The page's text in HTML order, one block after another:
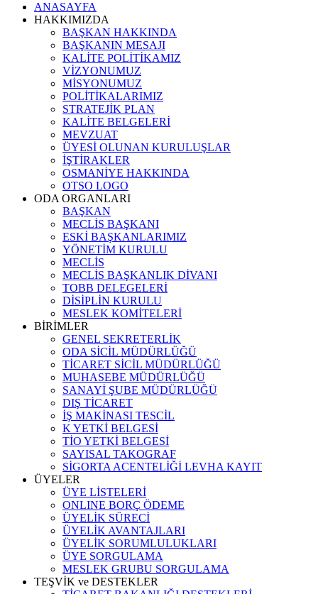
ANASAYFA
HAKKIMIZDA
BAŞKAN HAKKINDA
BAŞKANIN MESAJI
KALİTE POLİTİKAMIZ
VİZYONUMUZ
MİSYONUMUZ
POLİTİKALARIMIZ
STRATEJİK PLAN
KALİTE BELGELERİ
MEVZUAT
ÜYESİ OLUNAN KURULUŞLAR
İŞTİRAKLER
OSMANİYE HAKKINDA
OTSO LOGO
ODA ORGANLARI
BAŞKAN
MECLİS BAŞKANI
ESKİ BAŞKANLARIMIZ
YÖNETİM KURULU
MECLİS
MECLİS BAŞKANLIK DİVANI
TOBB DELEGELERİ
DİSİPLİN KURULU
MESLEK KOMİTELERİ
BİRİMLER
GENEL SEKRETERLİK
ODA SİCİL MÜDÜRLÜĞÜ
TİCARET SİCİL MÜDÜRLÜĞÜ
MUHASEBE MÜDÜRLÜĞÜ
SANAYİ ŞUBE MÜDÜRLÜĞÜ
DIŞ TİCARET
İŞ MAKİNASI TESCİL
K YETKİ BELGESİ
TİO YETKİ BELGESİ
SAYISAL TAKOGRAF
SİGORTA ACENTELİĞİ LEVHA KAYIT
ÜYELER
ÜYE LİSTELERİ
ONLINE BORÇ ÖDEME
ÜYELİK SÜRECİ
ÜYELİK AVANTAJLARI
ÜYELİK SORUMLULUKLARI
ÜYE SORGULAMA
MESLEK GRUBU SORGULAMA
TEŞVİK ve DESTEKLER